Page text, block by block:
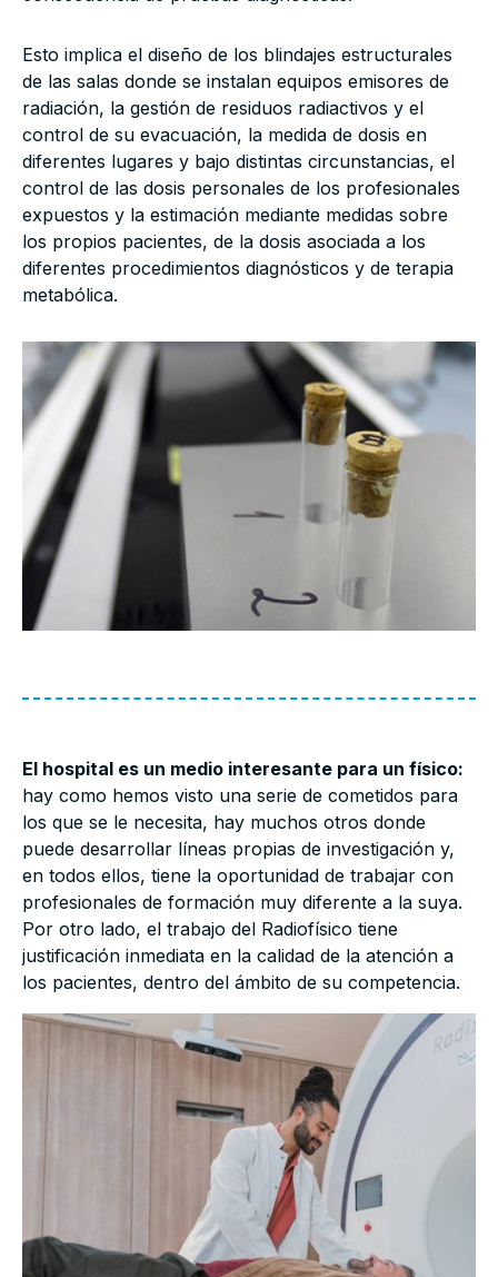
Esto implica el diseño de los blindajes estructurales
de las salas donde se instalan equipos emisores de
radiación, la gestión de residuos radiactivos y el
control de su evacuación, la medida de dosis en
diferentes lugares y bajo distintas circunstancias, el
control de las dosis personales de los profesionales
expuestos y la estimación mediante medidas sobre
los propios pacientes, de la dosis asociada a los
diferentes procedimientos diagnósticos y de terapia
metabólica.
El hospital es un medio interesante para un físico:
hay como hemos visto una serie de cometidos para
los que se le necesita, hay muchos otros donde
puede desarrollar líneas propias de investigación y,
en todos ellos, tiene la oportunidad de trabajar con
profesionales de formación muy diferente a la suya.
Por otro lado, el trabajo del Radiofísico tiene
justificación inmediata en la calidad de la atención a
los pacientes, dentro del ámbito de su competencia.